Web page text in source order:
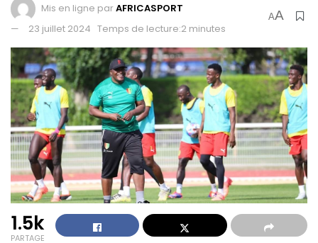
Mis en ligne parAFRICASPORT
23 juillet 2024 Temps de lecture:2 minutes
AA
1.5k
PARTAGE